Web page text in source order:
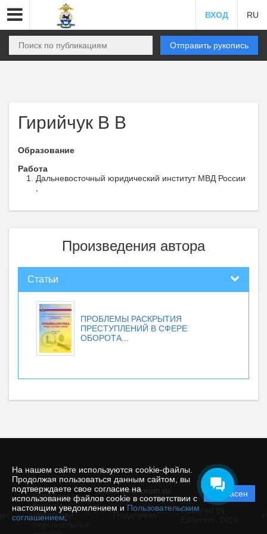
На нашем сайте используются cookie-файлы.
Продолжая пользоваться данным сайтом, вы
подтверждаете свое согласие на
использование файлов cookie в соответствии с
настоящим уведомлением и Пользовательским
соглашением
Согласен
ВХОД RU
Отправить рукопись
Гирийчук В В
Образование
Работа
Дальневосточный юридический институт МВД России
Произведения автора
Статьи
ПРОБЛЕМЫ РАСКРЫТИЯ
ПРЕСТУПЛЕНИЙ В СФЕРЕ
ОБОРОТА...
© esiirk.editorum.ru
Политика
защиты и
обработки
Powered by